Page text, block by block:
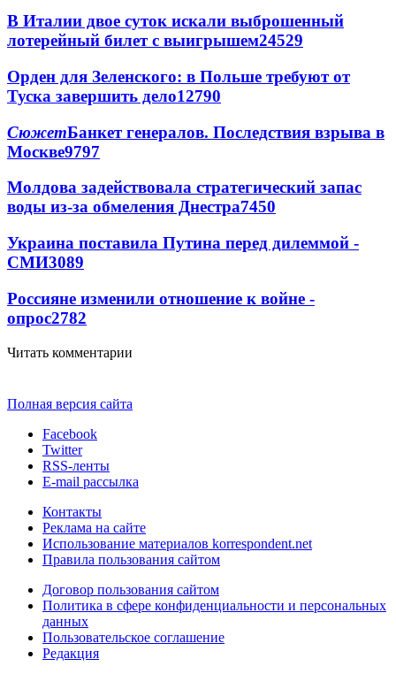
В Италии двое суток искали выброшенный
лотерейный билет с выигрышем24529
Орден для Зеленского: в Польше требуют от
Туска завершить дело12790
СюжетБанкет генералов. Последствия взрыва в
Москве9797
Молдова задействовала стратегический запас
воды из-за обмеления Днестра7450
Украина поставила Путина перед дилеммой -
СМИ3089
Россияне изменили отношение к войне -
опрос2782
Читать комментарии
Полная версия сайта
Facebook
Twitter
RSS-ленты
E-mail рассылка
Контакты
Реклама на сайте
Использование материалов korrespondent.net
Правила пользования сайтом
Договор пользования сайтом
Политика в сфере конфиденциальности и персональных
данных
Пользовательское соглашение
Редакция